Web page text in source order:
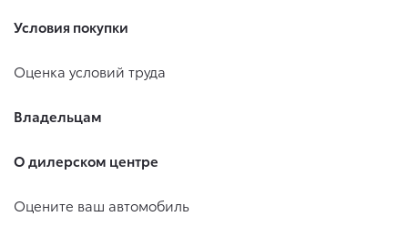
Условия покупки
Оценка условий труда
Владельцам
О дилерском центре
Оцените ваш автомобиль